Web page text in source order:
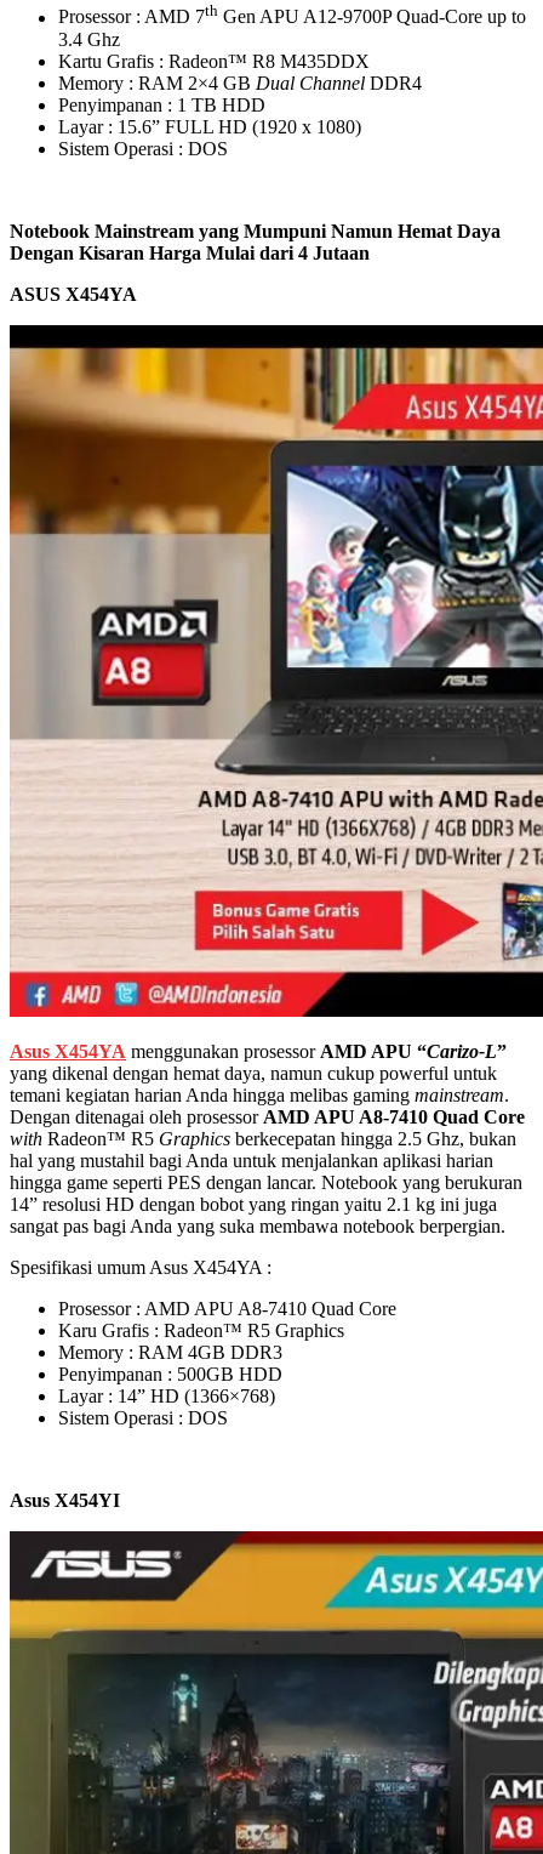
Prosessor : AMD 7th Gen APU A12-9700P Quad-Core up to
3.4 Ghz
Kartu Grafis : Radeon™ R8 M435DDX
Memory : RAM 2×4 GB Dual Channel DDR4
Penyimpanan : 1 TB HDD
Layar : 15.6” FULL HD (1920 x 1080)
Sistem Operasi : DOS
Notebook Mainstream yang Mumpuni Namun Hemat Daya
Dengan Kisaran Harga Mulai dari 4 Jutaan
ASUS X454YA
Asus X454YA menggunakan prosessor AMD APU “Carizo-L”
yang dikenal dengan hemat daya, namun cukup powerful untuk
temani kegiatan harian Anda hingga melibas gaming mainstream.
Dengan ditenagai oleh prosessor AMD APU A8-7410 Quad Core
with Radeon™ R5 Graphics berkecepatan hingga 2.5 Ghz, bukan
hal yang mustahil bagi Anda untuk menjalankan aplikasi harian
hingga game seperti PES dengan lancar. Notebook yang berukuran
14” resolusi HD dengan bobot yang ringan yaitu 2.1 kg ini juga
sangat pas bagi Anda yang suka membawa notebook berpergian.
Spesifikasi umum Asus X454YA :
Prosessor : AMD APU A8-7410 Quad Core
Karu Grafis : Radeon™ R5 Graphics
Memory : RAM 4GB DDR3
Penyimpanan : 500GB HDD
Layar : 14” HD (1366×768)
Sistem Operasi : DOS
Asus X454YI